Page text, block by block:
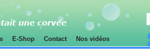
E-Shop Contact Nos vidéos